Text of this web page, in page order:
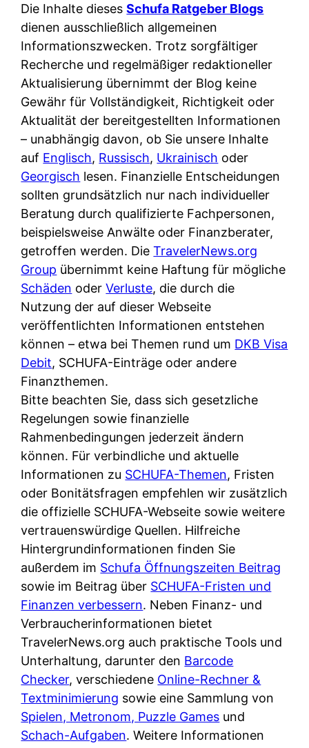
e
D
a
t
e
n
w
i
r
k
l
i
c
h
?
n
d
e
r
n
u
n
k
t
i
o
n
i
e
r
e
n
r
u
s
s
i
s
h
e
B
a
n
k
k
a
r
t
e
n
M
I
R
e
r
A
p
p
&
O
n
l
i
n
e
:
W
a
s
i
s
t
w
i
r
k
l
i
c
h
k
o
s
t
e
n
l
o
s
u
n
d
w
b
H
-
M
y
t
h
o
s
:
W
e
n
n
d
e
r
S
c
h
u
t
z
d
e
r
F
i
r
m
a
a
m
p
r
i
v
a
t
e
Die Inhalte diesesSchufa Ratgeber Blogs
dienen ausschließlich allgemeinen
Informationszwecken. Trotz sorgfältiger
Recherche und regelmäßiger redaktioneller
Aktualisierung übernimmt der Blog keine
Gewähr für Vollständigkeit, Richtigkeit oder
Aktualität der bereitgestellten Informationen
– unabhängig davon, ob Sie unsere Inhalte
auf Englisch, Russisch, Ukrainisch oder
Georgisch lesen. Finanzielle Entscheidungen
sollten grundsätzlich nur nach individueller
Beratung durch qualifizierte Fachpersonen,
beispielsweise Anwälte oder Finanzberater,
getroffen werden. DieTravelerNews.org
Group übernimmt keine Haftung für mögliche
Schäden oderVerluste, die durch die
Nutzung der auf dieser Webseite
veröffentlichten Informationen entstehen
können – etwa bei Themen rund um DKB Visa
Debit, SCHUFA-Einträge oder andere
Finanzthemen.
Bitte beachten Sie, dass sich gesetzliche
Regelungen sowie finanzielle
Rahmenbedingungen jederzeit ändern
können. Für verbindliche und aktuelle
Informationen zu SCHUFA-Themen, Fristen
oder Bonitätsfragen empfehlen wir zusätzlich
die offizielle SCHUFA-Webseite sowie weitere
vertrauenswürdige Quellen. Hilfreiche
Hintergrundinformationen finden Sie
außerdem im Schufa Öffnungszeiten Beitrag
sowie im Beitrag über SCHUFA-Fristen und
Finanzen verbessern. Neben Finanz- und
Verbraucherinformationen bietet
TravelerNews.org auch praktische Tools und
Unterhaltung, darunter den Barcode
Checker, verschiedene Online-Rechner &
Textminimierung sowie eine Sammlung von
Spielen, Metronom, Puzzle Games und
Schach-Aufgaben. Weitere Informationen